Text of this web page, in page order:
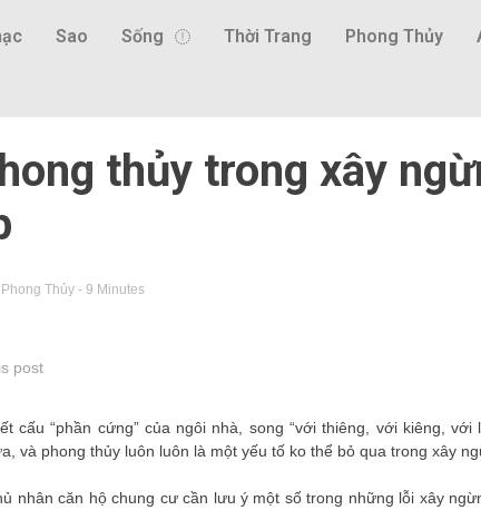
Sao Sống Thời Trang Phong Thủy
thủy trong xây
Phong Thủy - 9 Minutes
post
cấu “phần cứng” của ngôi nhà, song “với thiêng, với kiêng, với
và phong thủy luôn luôn là một yếu tố ko thể bỏ qua trong xây
nhân căn hộ chung cư cần lưu ý một số trong những lỗi xây